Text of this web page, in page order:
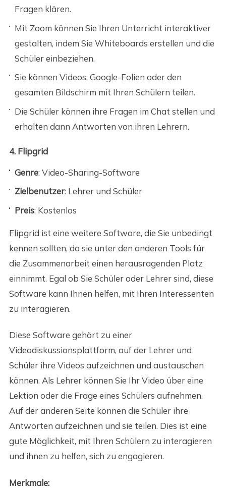
Fragen klären.
Mit Zoom können Sie Ihren Unterricht interaktiver
gestalten, indem Sie Whiteboards erstellen und die
Schüler einbeziehen.
Sie können Videos, Google-Folien oder den
gesamten Bildschirm mit Ihren Schülern teilen.
Die Schüler können ihre Fragen im Chat stellen und
erhalten dann Antworten von ihren Lehrern.
4. Flipgrid
Genre: Video-Sharing-Software
Zielbenutzer: Lehrer und Schüler
Preis: Kostenlos
Flipgrid ist eine weitere Software, die Sie unbedingt
kennen sollten, da sie unter den anderen Tools für
die Zusammenarbeit einen herausragenden Platz
einnimmt. Egal ob Sie Schüler oder Lehrer sind, diese
Software kann Ihnen helfen, mit Ihren Interessenten
zu interagieren.
Diese Software gehört zu einer
Videodiskussionsplattform, auf der Lehrer und
Schüler ihre Videos aufzeichnen und austauschen
können. Als Lehrer können Sie Ihr Video über eine
Lektion oder die Frage eines Schülers aufnehmen.
Auf der anderen Seite können die Schüler ihre
Antworten aufzeichnen und sie teilen. Dies ist eine
gute Möglichkeit, mit Ihren Schülern zu interagieren
und ihnen zu helfen, sich zu engagieren.
Merkmale: